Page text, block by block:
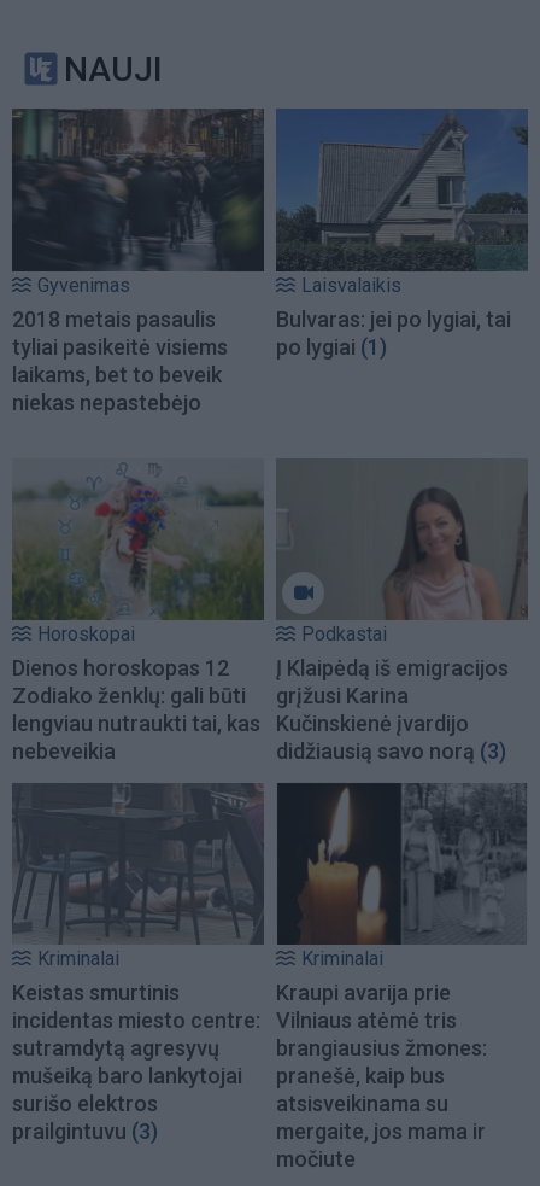
NAUJI
Gyvenimas
2018 metais pasaulis
tyliai pasikeitė visiems
laikams, bet to beveik
niekas nepastebėjo
Laisvalaikis
Bulvaras: jei po lygiai, tai
po lygiai (1)
Horoskopai
Dienos horoskopas 12
Zodiako ženklų: gali būti
lengviau nutraukti tai, kas
nebeveikia
Podkastai
Į Klaipėdą iš emigracijos
grįžusi Karina
Kučinskienė įvardijo
didžiausią savo norą (3)
Kriminalai
Keistas smurtinis
incidentas miesto centre:
sutramdytą agresyvų
mušeiką baro lankytojai
surišo elektros
prailgintuvu (3)
Kriminalai
Kraupi avarija prie
Vilniaus atėmė tris
brangiausius žmones:
pranešė, kaip bus
atsisveikinama su
mergaite, jos mama ir
močiute